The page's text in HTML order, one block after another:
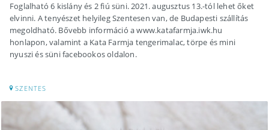
Foglalható 6 kislány és 2 fiú süni. 2021. augusztus 13.-tól lehet őket
elvinni. A tenyészet helyileg Szentesen van, de Budapesti szállítás
megoldható. Bővebb információ a www.katafarmja.iwk.hu
honlapon, valamint a Kata Farmja tengerimalac, törpe és mini
nyuszi és süni facebookos oldalon.
SZENTES